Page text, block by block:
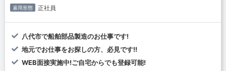
雇用形態 正社員
八代市で船舶部品製造のお仕事です!
地元でお仕事をお探しの方、必見です!!
WEB面接実施中!ご自宅からでも登録可能!